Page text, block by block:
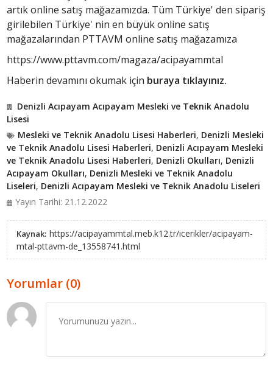
artık online satış mağazamızda. Tüm Türkiye' den sipariş
girilebilen Türkiye' nin en büyük online satış
mağazalarından PTTAVM online satış mağazamıza
https://www.pttavm.com/magaza/acipayammtal
Haberin devamını okumak için buraya tıklayınız.
Denizli Acıpayam Acıpayam Mesleki ve Teknik Anadolu
Lisesi
Mesleki ve Teknik Anadolu Lisesi Haberleri, Denizli Mesleki
ve Teknik Anadolu Lisesi Haberleri, Denizli Acıpayam Mesleki
ve Teknik Anadolu Lisesi Haberleri, Denizli Okulları, Denizli
Acıpayam Okulları, Denizli Mesleki ve Teknik Anadolu
Liseleri, Denizli Acıpayam Mesleki ve Teknik Anadolu Liseleri
Yayın Tarihi: 21.12.2022
Kaynak: https://acipayammtal.meb.k12.tr/icerikler/acipayam-
mtal-pttavm-de_13558741.html
Yorumlar (0)